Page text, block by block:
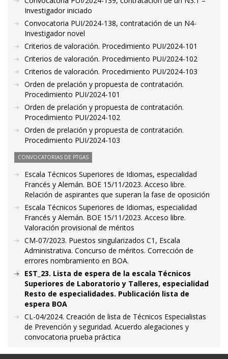
Investigador iniciado
Convocatoria PUI/2024-138, contratación de un N4-
Investigador novel
Criterios de valoración. Procedimiento PUI/2024-101
Criterios de valoración. Procedimiento PUI/2024-102
Criterios de valoración. Procedimiento PUI/2024-103
Orden de prelación y propuesta de contratación.
Procedimiento PUI/2024-101
Orden de prelación y propuesta de contratación.
Procedimiento PUI/2024-102
Orden de prelación y propuesta de contratación.
Procedimiento PUI/2024-103
CONVOCATORIAS DE PTGAS
Escala Técnicos Superiores de Idiomas, especialidad
Francés y Alemán. BOE 15/11/2023. Acceso libre.
Relación de aspirantes que superan la fase de oposición
Escala Técnicos Superiores de Idiomas, especialidad
Francés y Alemán. BOE 15/11/2023. Acceso libre.
Valoración provisional de méritos
CM-07/2023. Puestos singularizados C1, Escala
Administrativa. Concurso de méritos. Corrección de
errores nombramiento en BOA.
EST_23. Lista de espera de la escala Técnicos
Superiores de Laboratorio y Talleres, especialidad
Resto de especialidades. Publicación lista de
espera BOA
CL-04/2024. Creación de lista de Técnicos Especialistas
de Prevención y seguridad. Acuerdo alegaciones y
convocatoria prueba práctica